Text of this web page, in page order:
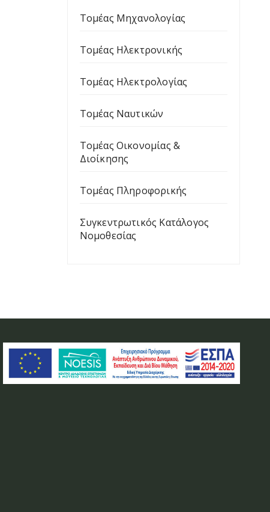
Τομέας Μηχανολογίας
Τομέας Ηλεκτρονικής
Τομέας Ηλεκτρολογίας
Τομέας Ναυτικών
Τομέας Οικονομίας &
Διοίκησης
Τομέας Πληροφορικής
Συγκεντρωτικός Κατάλογος
Νομοθεσίας